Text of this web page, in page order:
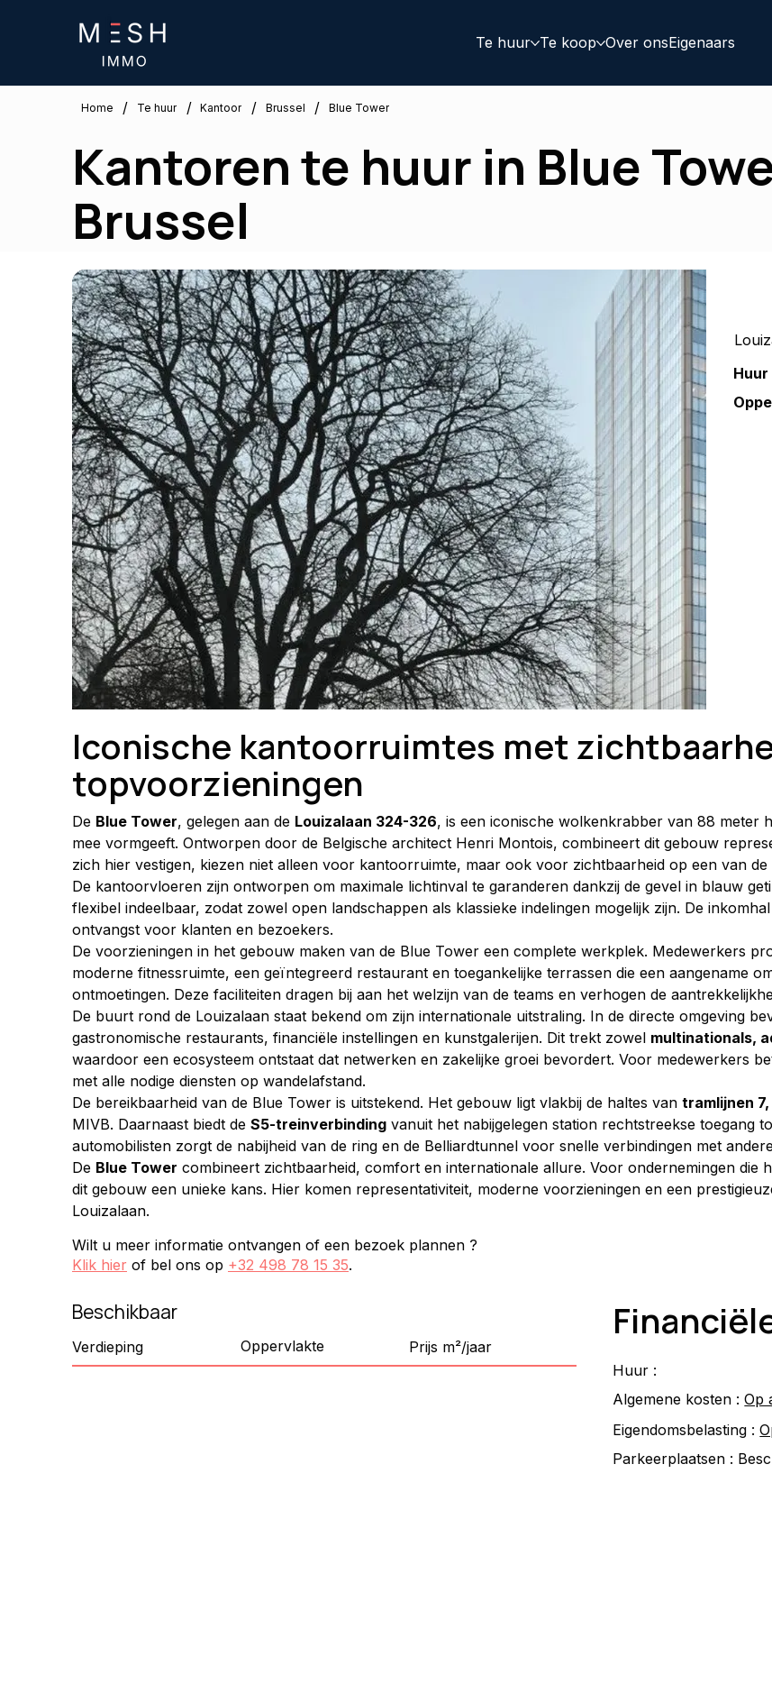
Te huur Te koop Over onsEigenaars
Home / Te huur / Kantoor / Brussel / Blue Tower
Kantoren te huur in Blue
Brussel
Huur
Iconische kantoorruimtes met
topvoorzieningen
De Blue Tower, gelegen aan de Louizalaan 324-326, is een iconische wolkenkrabber van 88 meter
mee vormgeeft. Ontworpen door de Belgische architect Henri Montois, combineert dit gebouw
zich hier vestigen, kiezen niet alleen voor kantoorruimte, maar ook voor zichtbaarheid op een van
De kantoorvloeren zijn ontworpen om maximale lichtinval te garanderen dankzij de gevel in blauw
flexibel indeelbaar, zodat zowel open landschappen als klassieke indelingen mogelijk zijn. De
ontvangst voor klanten en bezoekers.
De voorzieningen in het gebouw maken van de Blue Tower een complete werkplek. Medewerkers
moderne fitnessruimte, een geïntegreerd restaurant en toegankelijke terrassen die een aangename
ontmoetingen. Deze faciliteiten dragen bij aan het welzijn van de teams en verhogen de
De buurt rond de Louizalaan staat bekend om zijn internationale uitstraling. In de directe omgeving
gastronomische restaurants, financiële instellingen en kunstgalerijen. Dit trekt zowel multinationals,
waardoor een ecosysteem ontstaat dat netwerken en zakelijke groei bevordert. Voor medewerkers
met alle nodige diensten op wandelafstand.
De bereikbaarheid van de Blue Tower is uitstekend. Het gebouw ligt vlakbij de haltes van tramlijnen
MIVB. Daarnaast biedt de S5-treinverbinding vanuit het nabijgelegen station rechtstreekse toegang
automobilisten zorgt de nabijheid van de ring en de Belliardtunnel voor snelle verbindingen met
De Blue Tower combineert zichtbaarheid, comfort en internationale allure. Voor ondernemingen die
dit gebouw een unieke kans. Hier komen representativiteit, moderne voorzieningen en een
Louizalaan.
Wilt u meer informatie ontvangen of een bezoek plannen ?
Klik hier of bel ons op +32 498 78 15 35.
Beschikbaar
Verdieping Oppervlakte Prijs m²/jaar
Huur :
Algemene kosten : Op
Eigendomsbelasting :
Parkeerplaatsen :